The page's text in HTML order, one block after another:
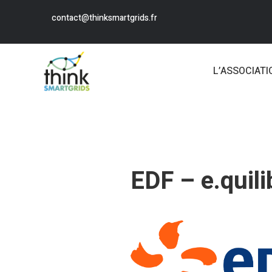
contact@thinksmartgrids.fr
EDF –